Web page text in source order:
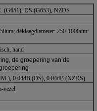
(G651), DS (G653), NZDS
deklaagdiameter: 250-1000um:
hand
de groepering van de
0.04dB (DS), 0.04dB (NZDS)
vezel